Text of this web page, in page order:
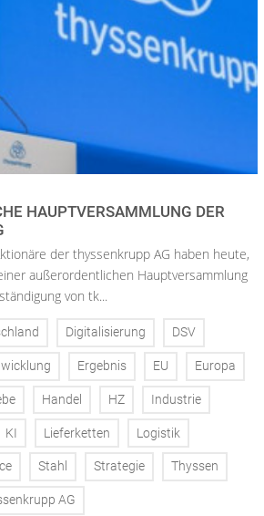
HAUPTVERSAMMLUNG DER T
der thyssenkrupp AG haben heute,
außerordentlichen Hauptversammlung
von tk...
Digitalisierung DSV
Ergebnis EU Europa
Handel HZ Industrie
KI Lieferketten Logistik
Stahl Strategie Thyssen
AG